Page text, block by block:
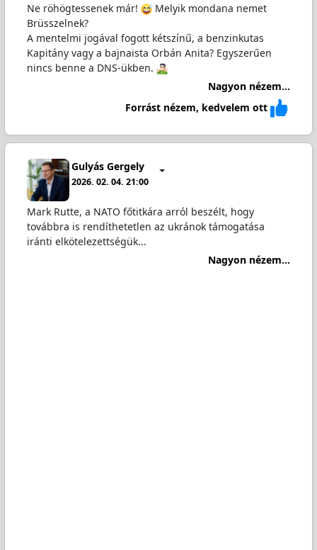
Ne röhögtessenek már!
Melyik mondana nemet
Brüsszelnek?
A mentelmi jogával fogott kétszínű, a benzinkutas
Kapitány vagy a bajnaista Orbán Anita? Egyszerűen
nincs benne a DNS-ükben.
Nagyon nézem...
Forrást nézem, kedvelem ott
Gulyás Gergely
2026. 02. 04. 21:00
Mark Rutte, a NATO főtitkára arról beszélt, hogy
továbbra is rendíthetetlen az ukránok támogatása
iránti elkötelezettségük...
Nagyon nézem...